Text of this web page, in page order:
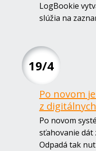
LogBookie
slúžia na
19/4
Po novom
z
Po novom
sťahovanie dát
Odpadá tak